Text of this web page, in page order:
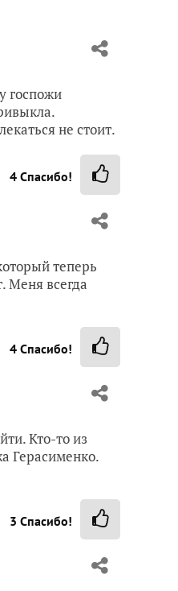
госпожи
не стоит.
4 Спасибо!
теперь
Меня всегда
4 Спасибо!
Кто-то из
Герасименко.
3 Спасибо!